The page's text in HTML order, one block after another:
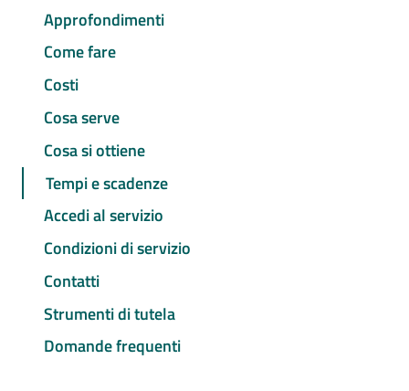
Approfondimenti
Come fare
Costi
Cosa serve
Cosa si ottiene
Tempi e scadenze
Accedi al servizio
Condizioni di servizio
Contatti
Strumenti di tutela
Domande frequenti